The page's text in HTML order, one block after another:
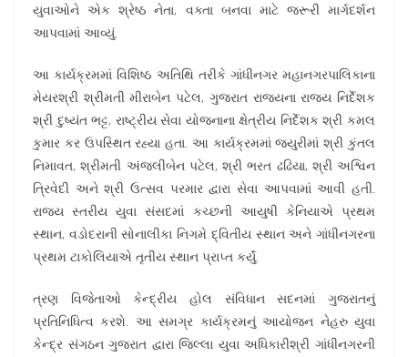
યુવાઓને એક શ્રેષ્ઠ નેતા, વક્તા બનવા માટે જરૂરી માર્ગદર્શન
આપવામાં આવ્યું.
આ કાર્યક્રમમાં વિશિષ્ઠ અતિથિ તરીકે ગાંધીનગર મહાનગરપાલિકાના
મેયરશ્રી શ્રીમતી મીરાબેન પટેલ, ગુજરાત રાજ્યના રાજ્ય નિર્દેશક
શ્રી દુષ્યંત ભટ્ટ, રાષ્ટ્રીય સેવા યોજનાના ક્ષેત્રીય નિર્દેશક શ્રી કમલ
કુમાર કર ઉપસ્થિત રહ્યા હતા. આ કાર્યક્રમમાં જ્યુરીમાં શ્રી કુંતલ
નિમાવત, શ્રીમતી અંજલીબેન પટેલ, શ્રી ભરત ઢઢિયા, શ્રી અશ્વિન
ત્રિવેદી અને શ્રી ઉત્સવ પરમાર દ્વારા સેવા આપવામાં આવી હતી.
રાજ્ય સ્તરીય યુવા સંસદમાં કચ્છની આયુષી કેનિયાએ પ્રથમ
સ્થાન, વડોદરાની સોનાલીકા નિગમે દ્વિતીય સ્થાન અને ગાંધીનગરના
પ્રથમ ટાકોલિયાએ તૃતીય સ્થાન પ્રાપ્ત કર્યું.
ત્રણ વિજેતાઓ કેન્દ્રીય હોલ સંવિધાન સદનમાં ગુજરાતનું
પ્રતિનિધિત્વ કરશે. આ સમગ્ર કાર્યક્રમનું આયોજન નેહરુ યુવા
કેન્દ્ર સંગઠન ગુજરાત દ્વારા જિલ્લા યુવા અધિકારીશ્રી ગાંધીનગરની